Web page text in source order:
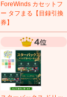
ForeWinds カセットフ
ー タフまる【目録引換
券】